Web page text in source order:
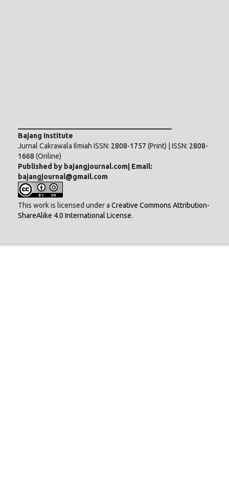
Bajang Institute
Jurnal Cakrawala Ilmiah ISSN: 2808-1757 (Print) | ISSN: 2808-
1668 (Online)
Published by bajangjournal.com| Email:
bajangjournal@gmail.com
This work is licensed under a Creative Commons Attribution-
ShareAlike 4.0 International License.